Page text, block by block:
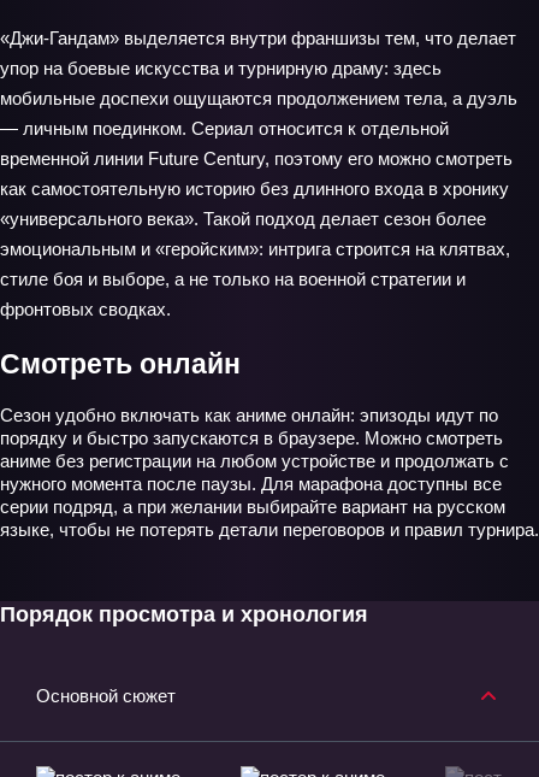
«Джи-Гандам» выделяется внутри франшизы тем, что делает
упор на боевые искусства и турнирную драму: здесь
мобильные доспехи ощущаются продолжением тела, а дуэль
— личным поединком. Сериал относится к отдельной
временной линии Future Century, поэтому его можно смотреть
как самостоятельную историю без длинного входа в хронику
«универсального века». Такой подход делает сезон более
эмоциональным и «геройским»: интрига строится на клятвах,
стиле боя и выборе, а не только на военной стратегии и
фронтовых сводках.
Смотреть онлайн
Сезон удобно включать как аниме онлайн: эпизоды идут по
порядку и быстро запускаются в браузере. Можно смотреть
аниме без регистрации на любом устройстве и продолжать с
нужного момента после паузы. Для марафона доступны все
серии подряд, а при желании выбирайте вариант на русском
языке, чтобы не потерять детали переговоров и правил турнира.
Порядок просмотра и хронология
Основной сюжет